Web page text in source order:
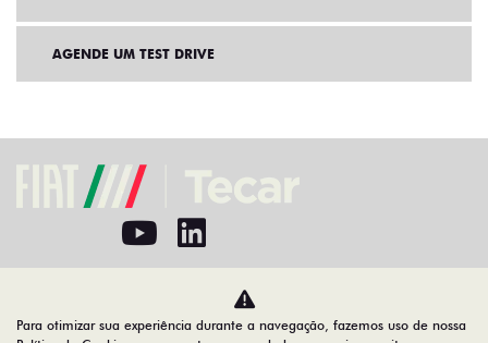
AGENDE UM TEST DRIVE
Para otimizar sua experiência durante a navegação, fazemos uso de nossa